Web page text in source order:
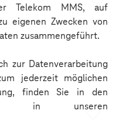
Telekom MMS, auf
eigenen Zwecken von
zusammengeführt.
zur Datenverarbeitung
jederzeit möglichen
finden Sie in den
in unseren